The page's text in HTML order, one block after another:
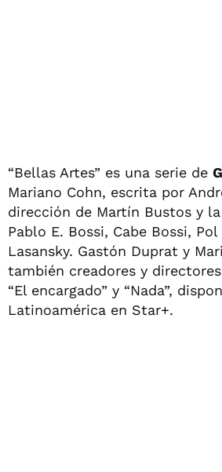
“Bellas Artes” es una serie de
Mariano Cohn, escrita por
dirección de Martín Bustos y
Pablo E. Bossi, Cabe Bossi,
Lasansky. Gastón Duprat y
también creadores y
“El encargado” y “Nada”,
Latinoamérica en Star+.